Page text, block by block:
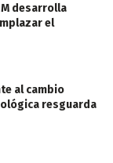
desarrolla
el
al cambio
resguarda